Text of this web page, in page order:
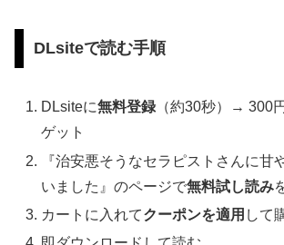
DLsiteで読む手順
DLsiteに無料登録 （約30秒）→ 300
ゲット
『治安悪そうなセラピストさんに甘
いました』のページで無料試し読み
カートに入れてクーポンを適用 して